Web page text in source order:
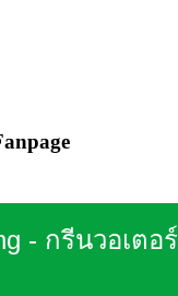
- กรีนวอเตอร์